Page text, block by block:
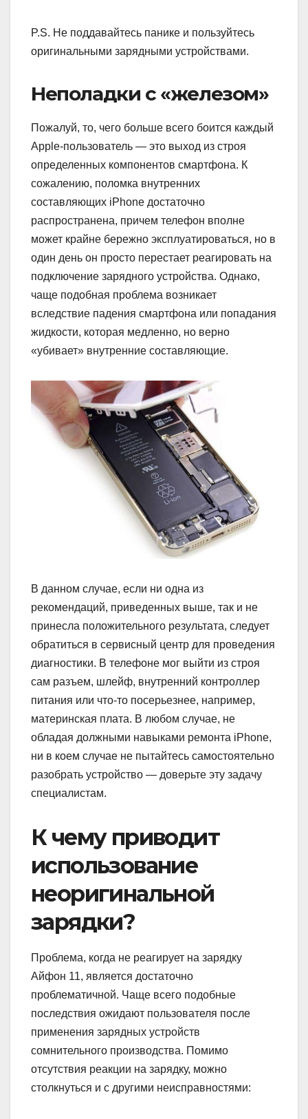
P.S. Не поддавайтесь панике и пользуйтесь
оригинальными зарядными устройствами.
Неполадки с «железом»
Пожалуй, то, чего больше всего боится каждый
Apple-пользователь — это выход из строя
определенных компонентов смартфона. К
сожалению, поломка внутренних
составляющих iPhone достаточно
распространена, причем телефон вполне
может крайне бережно эксплуатироваться, но в
один день он просто перестает реагировать на
подключение зарядного устройства. Однако,
чаще подобная проблема возникает
вследствие падения смартфона или попадания
жидкости, которая медленно, но верно
«убивает» внутренние составляющие.
В данном случае, если ни одна из
рекомендаций, приведенных выше, так и не
принесла положительного результата, следует
обратиться в сервисный центр для проведения
диагностики. В телефоне мог выйти из строя
сам разъем, шлейф, внутренний контроллер
питания или что-то посерьезнее, например,
материнская плата. В любом случае, не
обладая должными навыками ремонта iPhone,
ни в коем случае не пытайтесь самостоятельно
разобрать устройство — доверьте эту задачу
специалистам.
К чему приводит
использование
неоригинальной
зарядки?
Проблема, когда не реагирует на зарядку
Айфон 11, является достаточно
проблематичной. Чаще всего подобные
последствия ожидают пользователя после
применения зарядных устройств
сомнительного производства. Помимо
отсутствия реакции на зарядку, можно
столкнуться и с другими неисправностями: